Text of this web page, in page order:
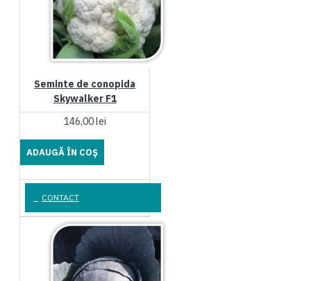
Seminte de conopida
Skywalker F1
146,00 lei
ADAUGĂ ÎN COŞ
CONTACT